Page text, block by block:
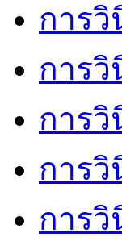
การวิ
การ
การวิ
การวิ
การวิ